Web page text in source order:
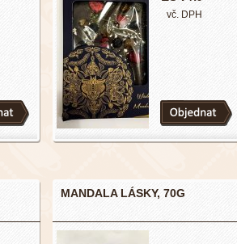
vč. DPH
MANDALA LÁSKY, 70G